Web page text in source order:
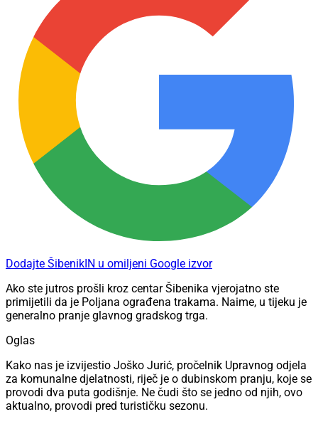
Dodajte ŠibenikIN u omiljeni Google izvor
Ako ste jutros prošli kroz centar Šibenika vjerojatno ste
primijetili da je Poljana ograđena trakama. Naime, u tijeku je
generalno pranje glavnog gradskog trga.
Oglas
Kako nas je izvijestio Joško Jurić, pročelnik Upravnog odjela
za komunalne djelatnosti, riječ je o dubinskom pranju, koje se
provodi dva puta godišnje. Ne čudi što se jedno od njih, ovo
aktualno, provodi pred turističku sezonu.